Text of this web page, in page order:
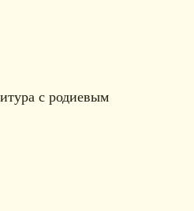
с родиевым